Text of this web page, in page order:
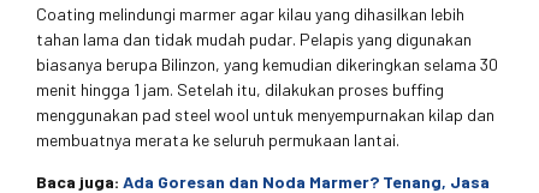
Coating melindungi marmer agar kilau yang dihasilkan lebih
tahan lama dan tidak mudah pudar. Pelapis yang digunakan
biasanya berupa Bilinzon, yang kemudian dikeringkan selama 30
menit hingga 1 jam. Setelah itu, dilakukan proses buffing
menggunakan pad steel wool untuk menyempurnakan kilap dan
membuatnya merata ke seluruh permukaan lantai.
Baca juga: Ada Goresan dan Noda Marmer? Tenang, Jasa